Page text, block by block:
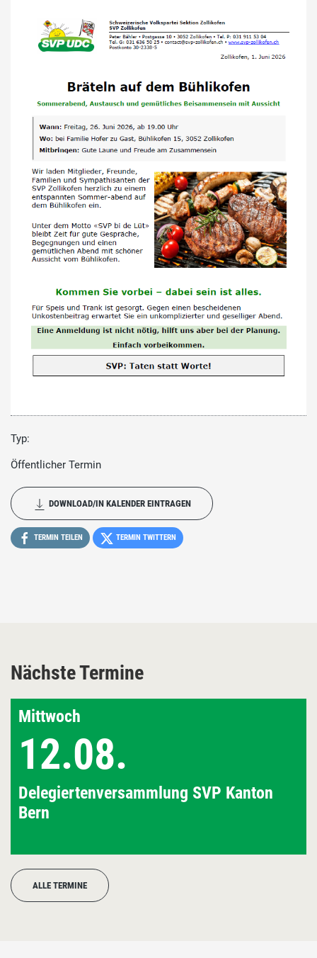
Typ:
Öffentlicher Termin
DOWNLOAD/IN KALENDER EINTRAGEN
TERMIN TEILEN TERMIN TWITTERN
Nächste Termine
Mittwoch
12.08.
Delegiertenversammlung SVP Kanton
Bern
ALLE TERMINE